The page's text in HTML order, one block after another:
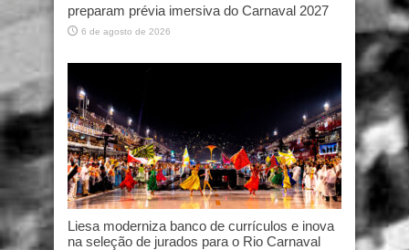
preparam prévia imersiva do Carnaval 2027
6 de agosto de 2026
Liesa moderniza banco de currículos e inova
na seleção de jurados para o Rio Carnaval